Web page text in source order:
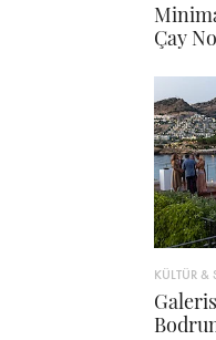
Çay
KÜLTÜR &